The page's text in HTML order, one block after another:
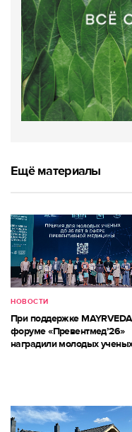
Ещё материалы
НОВОСТИ
При поддержке
форуме «Превентмед’26»
наградили молодых